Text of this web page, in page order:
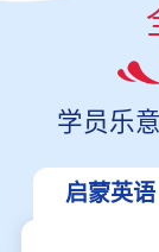
学员乐
启蒙英语